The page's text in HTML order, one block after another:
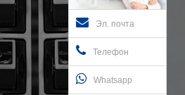
Эл. почта
Телефон
Whatsapp